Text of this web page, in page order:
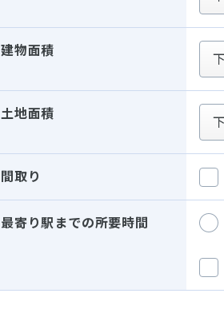
建物面積
土地面積
間取り
最寄り駅までの所要時間